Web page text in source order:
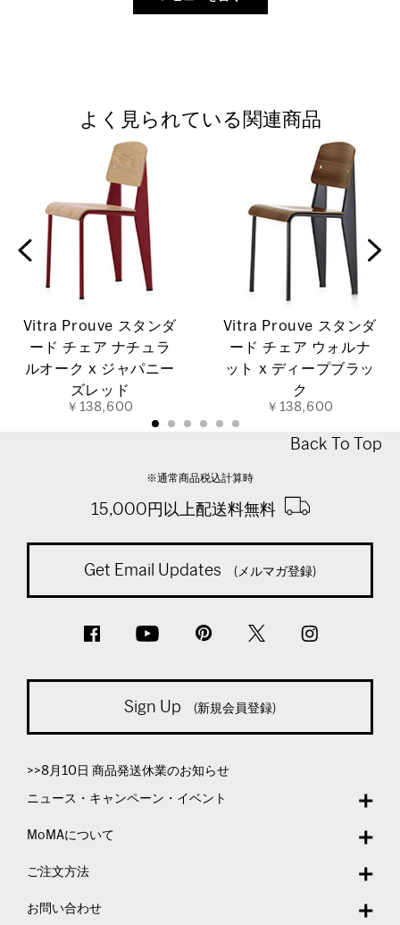
よく見られている関連商品
Vitra Prouve スタンダ
ード チェア ナチュラ
ルオーク x ジャパニー
ズレッド
￥138,600
Vitra Prouve スタンダ
ード チェア ウォルナ
ット x ディープブラッ
ク
￥138,600
Back To Top
※通常商品税込計算時
15,000円以上配送料無料
Get Email Updates (メルマガ登録)
Sign Up (新規会員登録)
>>8月10日 商品発送休業のお知らせ
ニュース・キャンペーン・イベント
MoMAについて
ご注文方法
お問い合わせ